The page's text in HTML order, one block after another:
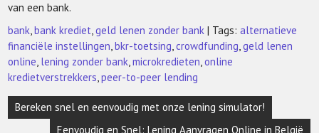
van een bank.
bank,bank krediet,geld lenen zonder bank | Tags:alternatieve
financiële instellingen,bkr-toetsing,crowdfunding,geld lenen
online, lening zonder bank,microkredieten,online
kredietverstrekkers,peer-to-peer lending
Berichtnavigatie
Bereken snel en eenvoudig met onze lening simulator!
Eenvoudig en Snel: Lening Aanvragen Online in België